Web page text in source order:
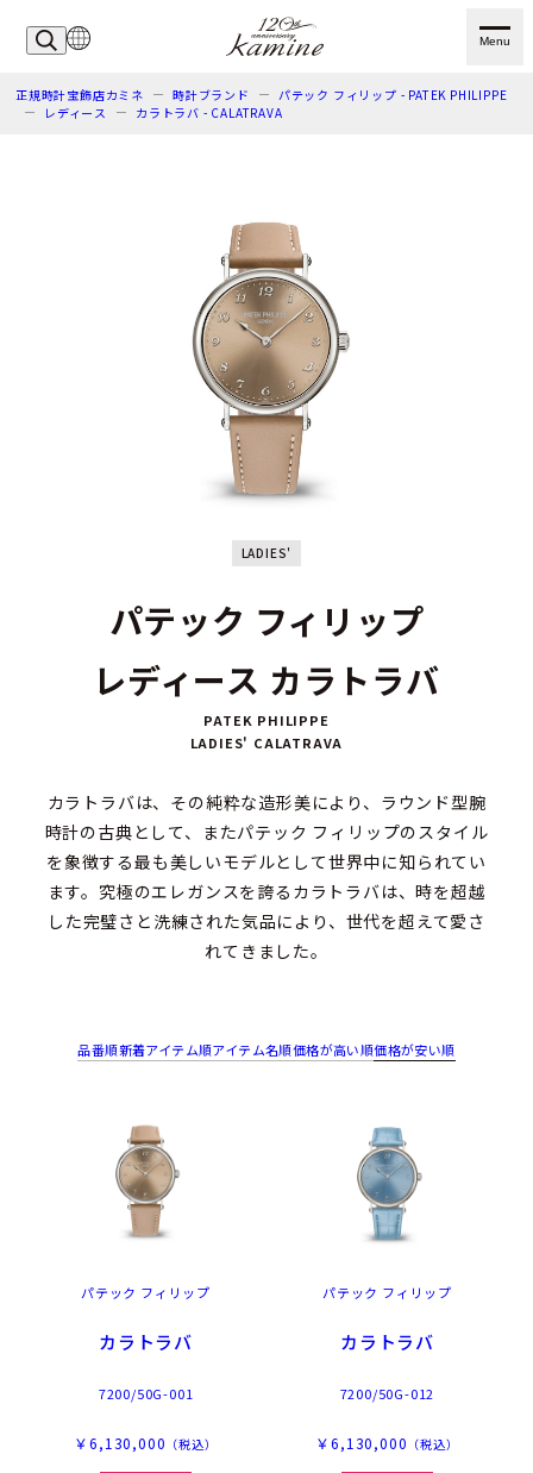
Menu
正規時計宝飾店カミネ 時計ブランド
パテック フィリップ - PATEK PHILIPPE
レディース
カラトラバ - CALATRAVA
LADIES'
パテック フィリップ
レディース カラトラバ
PATEK PHILIPPE
LADIES' CALATRAVA
カラトラバは、その純粋な造形美により、ラウンド型腕
時計の古典として、またパテック フィリップのスタイル
を象徴する最も美しいモデルとして世界中に知られてい
ます。究極のエレガンスを誇るカラトラバは、時を超越
した完璧さと洗練された気品により、世代を超えて愛さ
れてきました。
品番順新着アイテム順アイテム名順価格が高い順価格が安い順
パテック フィリップ
カラトラバ
7200/50G-001
￥6,130,000 （税込）
パテック フィリップ
カラトラバ
7200/50G-012
￥6,130,000 （税込）